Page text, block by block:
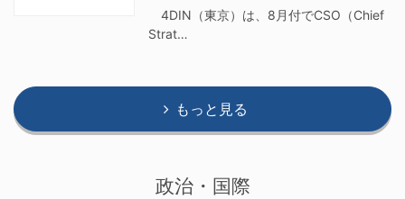
4DIN（東京）は、8月付でCSO（Chief
Strat…
もっと見る
政治・国際